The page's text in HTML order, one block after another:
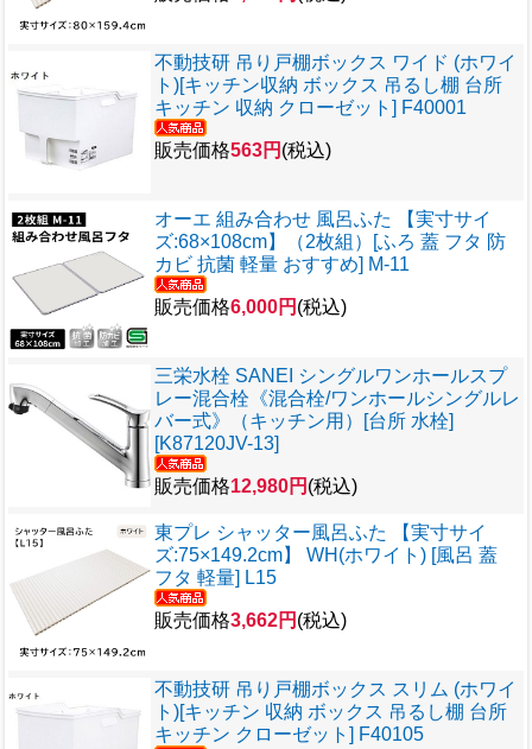
不動技研 吊り戸棚ボックス ワイド (ホワイ
ト)[キッチン収納 ボックス 吊るし棚 台所
キッチン 収納 クローゼット] F40001
販売価格563円 (税込)
オーエ 組み合わせ 風呂ふた 【実寸サイ
ズ:68×108cm】（2枚組）[ふろ 蓋 フタ 防
カビ 抗菌 軽量 おすすめ] M-11
販売価格6,000円 (税込)
三栄水栓 SANEI シングルワンホールスプ
レー混合栓《混合栓/ワンホールシングルレ
バー式》（キッチン用）[台所 水栓]
[K87120JV-13]
販売価格12,980円 (税込)
東プレ シャッター風呂ふた 【実寸サイ
ズ:75×149.2cm】 WH(ホワイト) [風呂 蓋
フタ 軽量] L15
販売価格3,662円 (税込)
不動技研 吊り戸棚ボックス スリム (ホワイ
ト)[キッチン 収納 ボックス 吊るし棚 台所
キッチン クローゼット] F40105